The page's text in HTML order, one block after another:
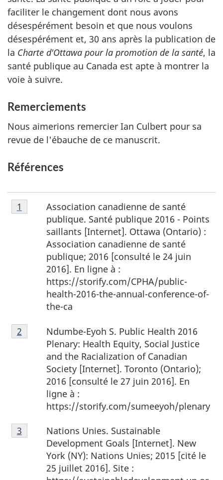
faciliter le changement dont nous avons
désespérément besoin et que nous voulons
désespérément et, 30 ans après la publication de
la Charte d'Ottawa pour la promotion de la santé, la
santé publique au Canada est apte à montrer la
voie à suivre.
Remerciements
Nous aimerions remercier Ian Culbert pour sa
revue de l'ébauche de ce manuscrit.
Références
Notes
de
Association canadienne de santé
publique. Santé publique 2016 - Points
saillants [Internet]. Ottawa (Ontario) :
Association canadienne de santé
publique; 2016 [consulté le 24 juin
2016]. En ligne à :
https://storify.com/CPHA/public-
health-2016-the-annual-conference-of-
the-ca
Retour à la référence de la note de bas de page
1
Notes
de
Ndumbe-Eyoh S. Public Health 2016
Plenary: Health Equity, Social Justice
and the Racialization of Canadian
Society [Internet]. Toronto (Ontario);
2016 [consulté le 27 juin 2016]. En
ligne à :
https://storify.com/sumeeyoh/plenary
Retour à la référence de la note de bas de page
2
Notes
de
Nations Unies. Sustainable
Development Goals [Internet]. New
York (NY): Nations Unies; 2015 [cité le
25 juillet 2016]. Site :
Retour à la référence de la note de bas de page
3